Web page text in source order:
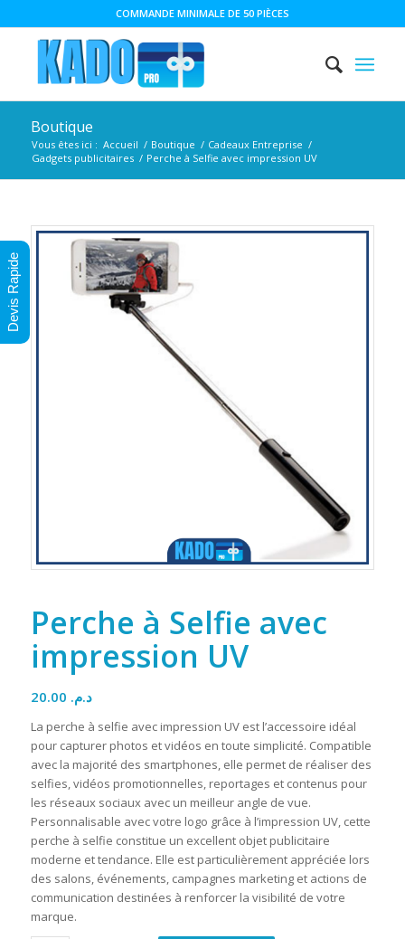
COMMANDE MINIMALE DE 50 PIÈCES
Boutique
Vous êtes ici : Accueil / Boutique / Cadeaux Entreprise /
Gadgets publicitaires / Perche à Selfie avec impression UV
Perche à Selfie avec
impression UV
د.م.
La perche à selfie avec impression UV est l’accessoire idéal
pour capturer photos et vidéos en toute simplicité. Compatible
avec la majorité des smartphones, elle permet de réaliser des
selfies, vidéos promotionnelles, reportages et contenus pour
les réseaux sociaux avec un meilleur angle de vue.
Personnalisable avec votre logo grâce à l’impression UV, cette
perche à selfie constitue un excellent objet publicitaire
moderne et tendance. Elle est particulièrement appréciée lors
des salons, événements, campagnes marketing et actions de
communication destinées à renforcer la visibilité de votre
marque.
Devis Rapide